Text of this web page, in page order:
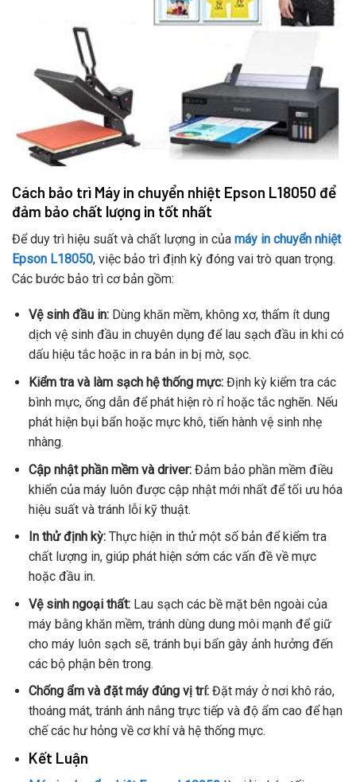
Cách bảo trì Máy in chuyển nhiệt Epson L18050 để
đảm bảo chất lượng in tốt nhất
Để duy trì hiệu suất và chất lượng in của máy in chuyển nhiệt
Epson L18050, việc bảo trì định kỳ đóng vai trò quan trọng.
Các bước bảo trì cơ bản gồm:
Vệ sinh đầu in:Dùng khăn mềm, không xơ, thấm ít dung
dịch vệ sinh đầu in chuyên dụng để lau sạch đầu in khi có
dấu hiệu tắc hoặc in ra bản in bị mờ, sọc.
Kiểm tra và làm sạch hệ thống mực:Định kỳ kiểm tra các
bình mực, ống dẫn để phát hiện rò rỉ hoặc tắc nghẽn. Nếu
phát hiện bụi bẩn hoặc mực khô, tiến hành vệ sinh nhẹ
nhàng.
Cập nhật phần mềm và driver:Đảm bảo phần mềm điều
khiển của máy luôn được cập nhật mới nhất để tối ưu hóa
hiệu suất và tránh lỗi kỹ thuật.
In thử định kỳ:Thực hiện in thử một số bản để kiểm tra
chất lượng in, giúp phát hiện sớm các vấn đề về mực
hoặc đầu in.
Vệ sinh ngoại thất:Lau sạch các bề mặt bên ngoài của
máy bằng khăn mềm, tránh dùng dung môi mạnh để giữ
cho máy luôn sạch sẽ, tránh bụi bẩn gây ảnh hưởng đến
các bộ phận bên trong.
Chống ẩm và đặt máy đúng vị trí:Đặt máy ở nơi khô ráo,
thoáng mát, tránh ánh nắng trực tiếp và độ ẩm cao để hạn
chế các hư hỏng về cơ khí và hệ thống mực.
Kết Luận